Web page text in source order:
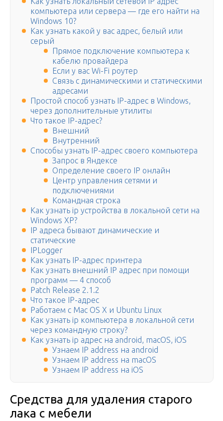
компьютера или сервера — где его найти на
Windows 10?
Как узнать какой у вас адрес, белый или
серый
Прямое подключение компьютера к
кабелю провайдера
Если у вас Wi-Fi роутер
Связь с динамическими и статическими
адресами
Простой способ узнать IP-адрес в Windows,
через дополнительные утилиты
Что такое IP-адрес?
Внешний
Внутренний
Способы узнать IP-адрес своего компьютера
Запрос в Яндексе
Определение своего IP онлайн
Центр управления сетями и
подключениями
Командная строка
Как узнать ip устройства в локальной сети на
Windows XP?
IP адреса бывают динамические и
статические
IPLogger
Как узнать IP-адрес принтера
Как узнать внешний IP адрес при помощи
программ — 4 способ
Patch Release 2.1.2
Что такое IP-адрес
Работаем с Mac OS X и Ubuntu Linux
Как узнать ip компьютера в локальной сети
через командную строку?
Как узнать ip адрес на android, macOS, iOS
Узнаем IP address на android
Узнаем IP address на macOS
Узнаем IP address на iOS
Средства для удаления старого
лака с мебели